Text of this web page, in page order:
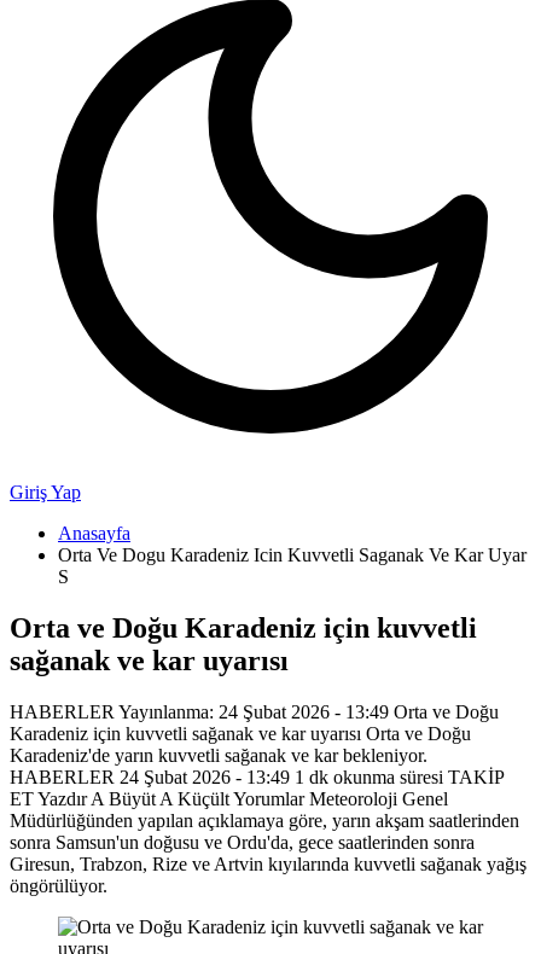
Giriş Yap
Anasayfa
Orta Ve Dogu Karadeniz Icin Kuvvetli Saganak Ve Kar Uyar
S
Orta ve Doğu Karadeniz için kuvvetli
sağanak ve kar uyarısı
HABERLER Yayınlanma: 24 Şubat 2026 - 13:49 Orta ve Doğu
Karadeniz için kuvvetli sağanak ve kar uyarısı Orta ve Doğu
Karadeniz'de yarın kuvvetli sağanak ve kar bekleniyor.
HABERLER 24 Şubat 2026 - 13:49 1 dk okunma süresi TAKİP
ET Yazdır A Büyüt A Küçült Yorumlar Meteoroloji Genel
Müdürlüğünden yapılan açıklamaya göre, yarın akşam saatlerinden
sonra Samsun'un doğusu ve Ordu'da, gece saatlerinden sonra
Giresun, Trabzon, Rize ve Artvin kıyılarında kuvvetli sağanak yağış
öngörülüyor.